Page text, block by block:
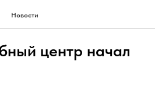
Новости
центр начал